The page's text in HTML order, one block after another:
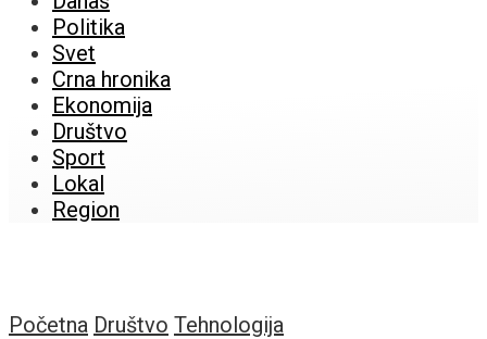
Politika
Svet
Crna hronika
Ekonomija
Društvo
Sport
Lokal
Region
Početna Društvo Tehnologija